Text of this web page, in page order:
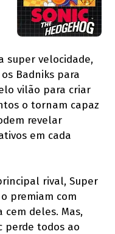
super velocidade,
Badniks para
vilão para criar
o tornam capaz
revelar
em cada
rival, Super
premiam com
cem deles. Mas,
perde todos ao